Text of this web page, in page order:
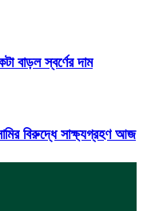
বাড়ল স্বর্ণের দাম
বিরুদ্ধে সাক্ষ্যগ্রহণ আজ